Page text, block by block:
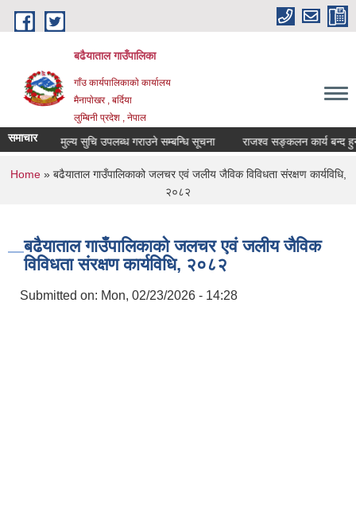
Skip to main content
बढैयाताल गाउँपालिका
गाँउ कार्यपालिकाकाे कार्यालय
मैनापाेखर , बर्दिया
लुम्बिनी प्रदेश , नेपाल
समाचार
औषधिकाे मुल्य सुचि उपलब्ध गराउने सम्बन्धि सूचना राजश्व सङ्कलन कार्य बन्द हुने
You are here
Home» बढैयाताल गाउँपालिकाको जलचर एवं जलीय जैविक विविधता संरक्षण कार्यविधि,
२०८२
बढैयाताल गाउँपालिकाको जलचर एवं जलीय जैविक
विविधता संरक्षण कार्यविधि, २०८२
Submitted on: Mon, 02/23/2026 - 14:28